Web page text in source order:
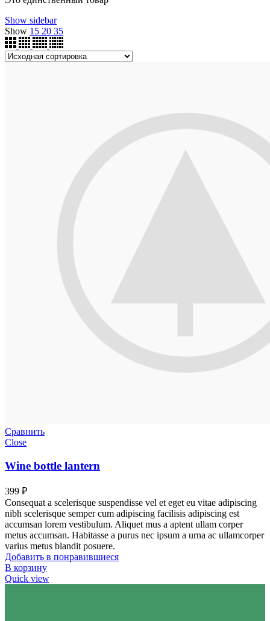
Show sidebar
Show 15 20 35
Сравнить
Close
Wine bottle lantern
399 ₽
Consequat a scelerisque suspendisse vel et eget eu vitae adipiscing
nibh scelerisque semper cum adipiscing facilisis adipiscing est
accumsan lorem vestibulum. Aliquet mus a aptent ullam corper
metus accumsan. Habitasse a purus nec ipsum a urna ac ullamcorper
varius metus blandit posuere.
Добавить в понравившиеся
В корзину
Quick view